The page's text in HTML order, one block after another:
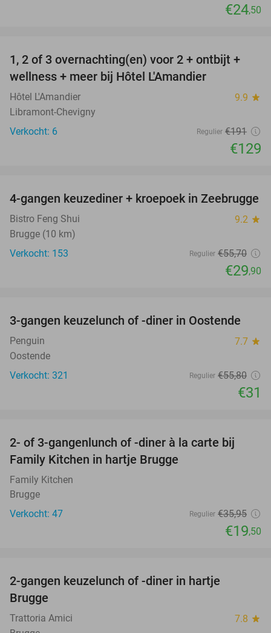
€24,50
32%
TODAY
1, 2 of 3 overnachting(en) voor 2 + ontbijt +
wellness + meer bij Hôtel L'Amandier
Hôtel L'Amandier 9.9 star
Libramont-Chevigny
Verkocht: 6
Regulier €191
€129
46%
4-gangen keuzediner + kroepoek in Zeebrugge
Bistro Feng Shui 9.2 star
Brugge (10 km)
Verkocht: 153
Regulier €55,70
€29,90
44%
3-gangen keuzelunch of -diner in Oostende
Penguin 7.7 star
Oostende
Verkocht: 321
Regulier €55,80
€31
46%
2- of 3-gangenlunch of -diner à la carte bij
Family Kitchen in hartje Brugge
Family Kitchen
Brugge
Verkocht: 47
Regulier €35,95
€19,50
2-gangen keuzelunch of -diner in hartje
Brugge
Trattoria Amici 7.8 star